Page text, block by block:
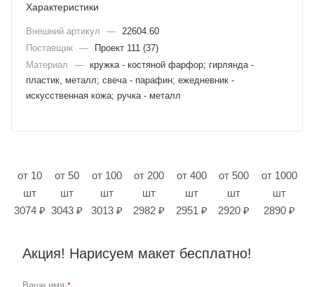
Характеристики
Внешний артикул —
22604.60
Поставщик —
Проект 111 (37)
Материал
— кружка - костяной фарфор; гирлянда -
пластик, металл; свеча - парафин; ежедневник -
искусственная кожа; ручка - металл
от 10
шт
3074 ₽
от 50
шт
3043 ₽
от 100
шт
3013 ₽
от 200
шт
2982 ₽
от 400
шт
2951 ₽
от 500
шт
2920 ₽
от 1000
шт
2890 ₽
Акция! Нарисуем макет бесплатно!